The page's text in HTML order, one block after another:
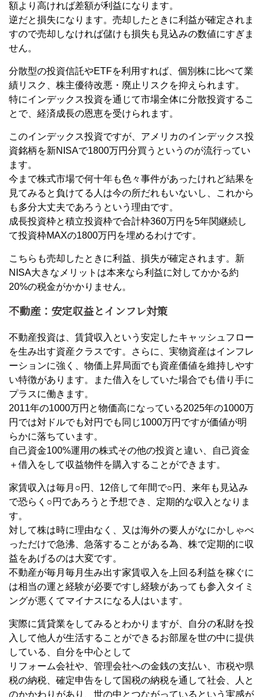
額より高ければ差額が利益になります。
逆だと損失になります。売却したときに利益が確定されま
すので売却しなければ儲けも損失も見込みの数値にすぎま
せん。
分散型の投資信託やETFを利用すれば、個別株に比べて業
績リスク、株主優待改悪・廃止リスクを抑えられます。
特にインデックス投資を通じて市場全体に分散投資するこ
とで、経済成長の恩恵を受けられます。
このインデックス投資ですが、アメリカのインデックス投
資銘柄を新NISAで1800万円分買うというのが流行ってい
ます。
今まで株式市場で何十年も色々事件があったけれど結果を
見てみると負けてる人は今の所だれもいないし、これから
も多分大丈夫であろうという理由です。
成長投資枠と積立投資枠で合計枠360万円を5年関継続し
て投資枠MAXの1800万円を埋めるわけです。
こちらも売却したときに利益、損失が確定されます。新
NISA大きなメリットは本来なら利益に対してかかる約
20%の税金がかかりません。
不動産：安定収益とインフレ対策
不動産投資は、賃貸収入という安定したキャッシュフロー
を生み出す資産クラスです。さらに、実物資産はインフレ
ーションに強く、物価上昇局面でも資産価値を維持しやす
い特徴があります。また借入をしていた場合でも借り手に
プラスに働きます。
2011年の1000万円と物価高になっている2025年の1000万
円では対ドルでも対円でも同じ1000万円ですが価値が明
らかに落ちています。
自己資金100%運用の株式その他の投資と違い、自己資金
＋借入をして収益物件を購入することができます。
家賃収入は毎月○円、12倍して年間で○円、来年も見込み
で恐らく○円であろうと予想でき、定期的な収入となりま
す。
対して株は時に理由なく、又は海外の要人がなにかしゃべ
っただけで急沸、急落することがある為、株で定期的に収
益をあげるのは大変です。
不動産が毎月毎月生み出す家賃収入を上回る利益を稼ぐに
は相当の運と経験が必要ですし経験があっても参入タイミ
ングが悪くてマイナスになる人はいます。
実際に賃貸業をしてみるとわかりますが、自分の私財を投
入して他人が生活することができるお部屋を世の中に提供
している、自分を中心として
リフォーム会社や、管理会社への金銭の支払い、市税や県
税の納税、確定申告をして国税の納税を通して社会、人と
のかかわりがあり、世の中とつながっているという実感が